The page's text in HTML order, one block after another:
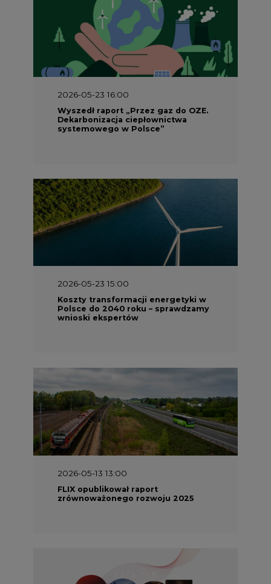
2026-05-23 16:00
Wyszedł raport „Przez gaz do OZE.
Dekarbonizacja ciepłownictwa
systemowego w Polsce”
2026-05-23 15:00
Koszty transformacji energetyki w
Polsce do 2040 roku – sprawdzamy
wnioski ekspertów
2026-05-13 13:00
FLIX opublikował raport
zrównoważonego rozwoju 2025